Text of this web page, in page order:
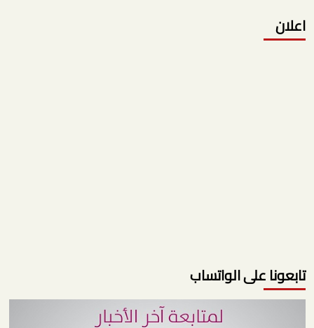
اعلان
تابعونا على الواتساب